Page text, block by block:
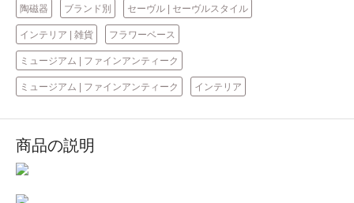
陶磁器 ブランド別 セーヴル | セーヴルスタイル
インテリア | 雑貨 フラワーベース
ミュージアム | ファインアンティーク
ミュージアム | ファインアンティーク インテリア
商品の説明